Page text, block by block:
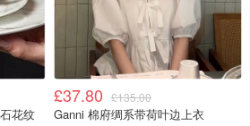
于@Lil-Lets，版权属于原作者
花纹
£37.80 £135.00
Ganni 棉府绸系带荷叶边上衣